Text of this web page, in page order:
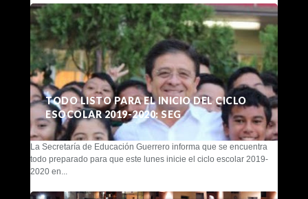
TODO LISTO PARA EL INICIO DEL CICLO
ESOCOLAR 2019-2020: SEG
La Secretaría de Educación Guerrero informa que se encuentra
todo preparado para que este lunes inicie el ciclo escolar 2019-
2020 en...